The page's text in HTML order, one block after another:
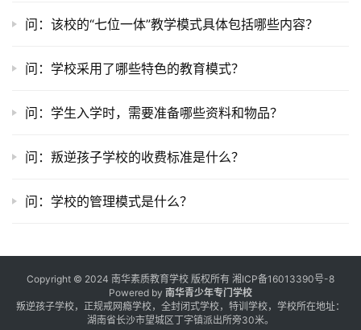
问：该校的“七位一体”教学模式具体包括哪些内容？
问：学校采用了哪些特色的教育模式？
问：学生入学时，需要准备哪些资料和物品？
问：叛逆孩子学校的收费标准是什么？
问：学校的管理模式是什么？
Copyright © 2024 南华素质教育学校 版权所有 湘ICP备16013390号-8
Powered by 南华青少年专门学校
叛逆孩子学校，正规戒网瘾学校，全封闭式学校，特训学校，学校所在地址：
湖南省长沙市望城区丁字镇派出所旁30米。